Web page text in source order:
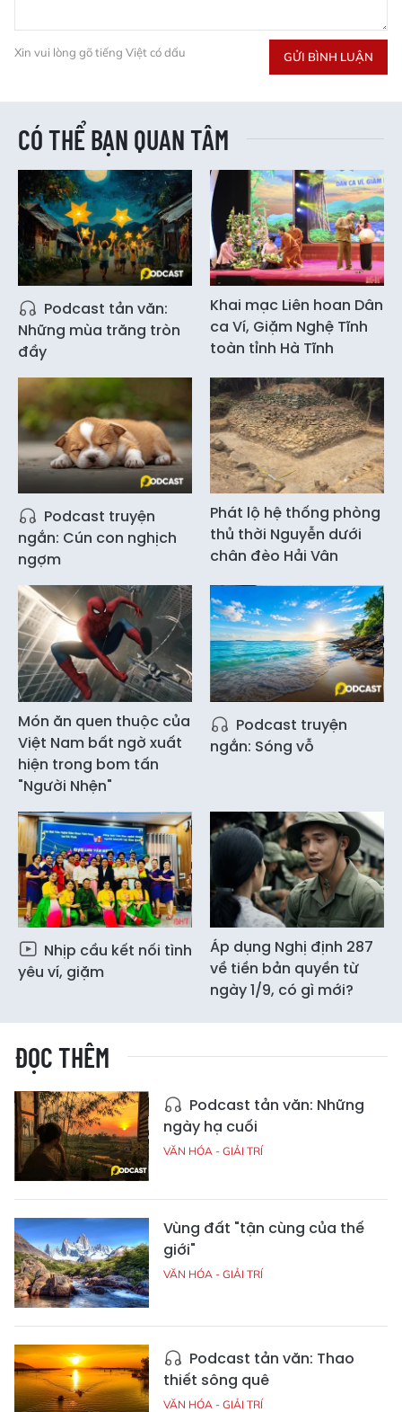
Xin vui lòng gõ tiếng Việt có dấu GỬI BÌNH LUẬN
CÓ THỂ BẠN QUAN TÂM
Podcast tản văn:
Những mùa trăng tròn
đầy
Khai mạc Liên hoan Dân
ca Ví, Giặm Nghệ Tĩnh
toàn tỉnh Hà Tĩnh
Podcast truyện
ngắn: Cún con nghịch
ngợm
Phát lộ hệ thống phòng
thủ thời Nguyễn dưới
chân đèo Hải Vân
Món ăn quen thuộc của
Việt Nam bất ngờ xuất
hiện trong bom tấn
"Người Nhện"
Podcast truyện
ngắn: Sóng vỗ
Nhịp cầu kết nối tình
yêu ví, giặm
Áp dụng Nghị định 287
về tiền bản quyền từ
ngày 1/9, có gì mới?
ĐỌC THÊM
Podcast tản văn: Những
ngày hạ cuối
VĂN HÓA - GIẢI TRÍ
Vùng đất "tận cùng của thế
giới"
VĂN HÓA - GIẢI TRÍ
Podcast tản văn: Thao
thiết sông quê
VĂN HÓA - GIẢI TRÍ